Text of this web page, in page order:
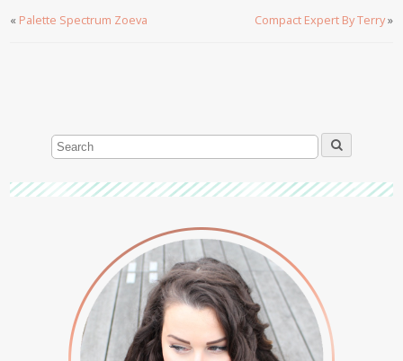
« Palette Spectrum Zoeva Compact Expert By Terry»